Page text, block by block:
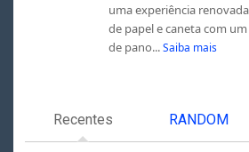
uma experiência
de papel e caneta com
de pano... Saiba mais
Recentes RANDOM